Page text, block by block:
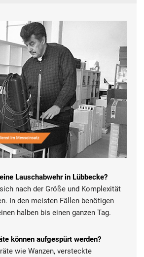
Lauschabwehr in Lübbecke?
nach der Größe und Komplexität
In den meisten Fällen benötigen
halben bis einen ganzen Tag.
können aufgespürt werden?
wie Wanzen, versteckte